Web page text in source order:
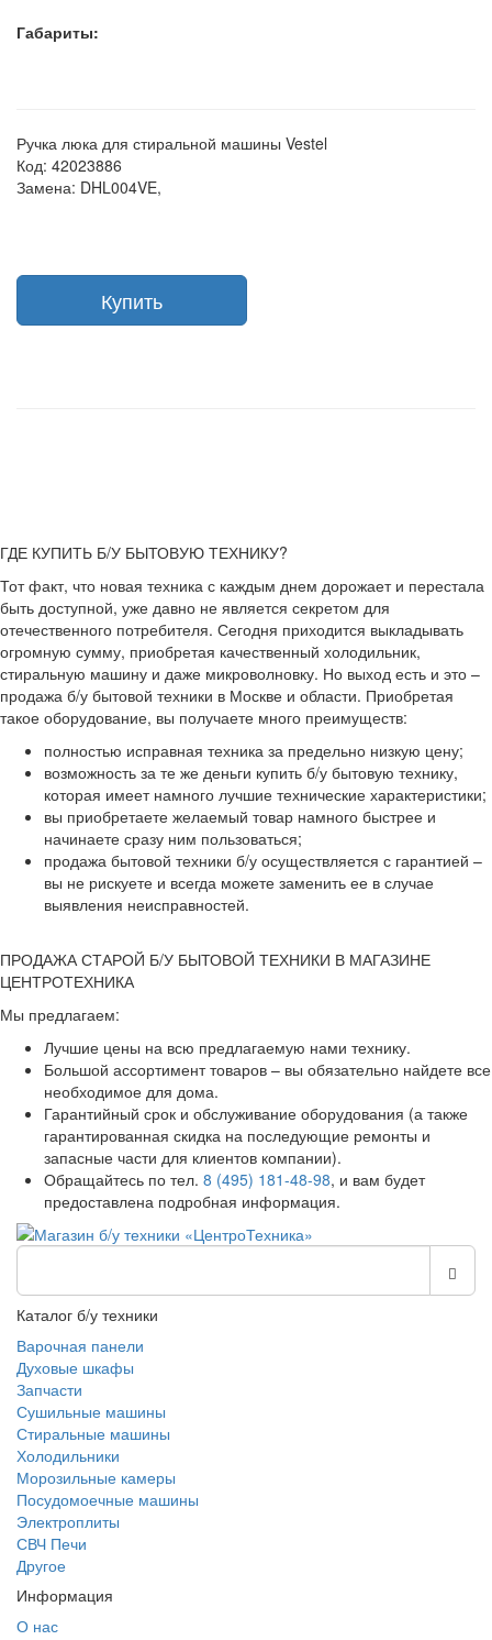
Габариты:
Ручка люка для стиральной машины Vestel
Код: 42023886
Замена: DHL004VE,
ГДЕ КУПИТЬ Б/У БЫТОВУЮ ТЕХНИКУ?
Тот факт, что новая техника с каждым днем дорожает и перестала
быть доступной, уже давно не является секретом для
отечественного потребителя. Сегодня приходится выкладывать
огромную сумму, приобретая качественный холодильник,
стиральную машину и даже микроволновку. Но выход есть и это –
продажа б/у бытовой техники в Москве и области. Приобретая
такое оборудование, вы получаете много преимуществ:
полностью исправная техника за предельно низкую цену;
возможность за те же деньги купить б/у бытовую технику,
которая имеет намного лучшие технические характеристики;
вы приобретаете желаемый товар намного быстрее и
начинаете сразу ним пользоваться;
продажа бытовой техники б/у осуществляется с гарантией –
вы не рискуете и всегда можете заменить ее в случае
выявления неисправностей.
ПРОДАЖА СТАРОЙ Б/У БЫТОВОЙ ТЕХНИКИ В МАГАЗИНЕ
ЦЕНТРОТЕХНИКА
Мы предлагаем:
Лучшие цены на всю предлагаемую нами технику.
Большой ассортимент товаров – вы обязательно найдете все
необходимое для дома.
Гарантийный срок и обслуживание оборудования (а также
гарантированная скидка на последующие ремонты и
запасные части для клиентов компании).
Обращайтесь по тел. 8 (495) 181-48-98, и вам будет
предоставлена подробная информация.
Каталог б/у техники
Варочная панели
Духовые шкафы
Запчасти
Сушильные машины
Стиральные машины
Холодильники
Морозильные камеры
Посудомоечные машины
Электроплиты
СВЧ Печи
Другое
Информация
О нас